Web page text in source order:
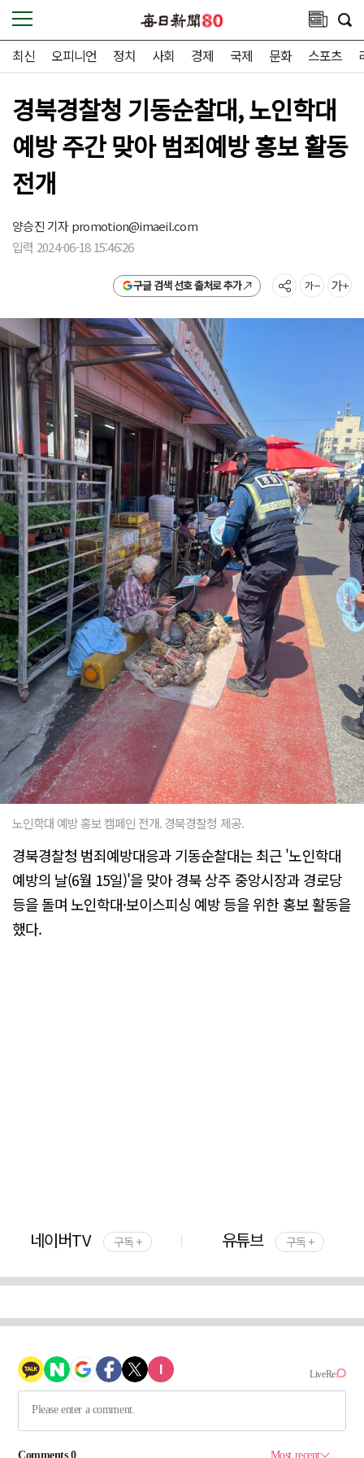
최신 오피니언 정치 사회 경제 국제 문화 스포츠
경북경찰청 기동순찰대, 노인학대
예방 주간 맞아 범죄예방 홍보 활동
전개
양승진 기자promotion@imaeil.com
입력 2024-06-18 15:46:26
구글 검색 선호 출처로 추가
노인학대 예방 홍보 캠페인 전개. 경북경찰청 제공.
경북경찰청 범죄예방대응과 기동순찰대는 최근 '노인학대
예방의 날(6월 15일)'을 맞아 경북 상주 중앙시장과 경로당
등을 돌며 노인학대·보이스피싱 예방 등을 위한 홍보 활동을
했다.
네이버TV 구독 + 유튜브 구독 +